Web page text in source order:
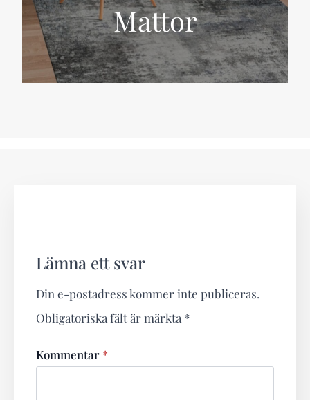
Mattor
Lämna ett svar
Din e-postadress kommer inte publiceras.
Obligatoriska fält är märkta *
Kommentar *